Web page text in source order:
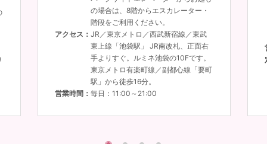
の場合は、8階からエスカレーター・
階段をご利用ください。
アクセス
JR／東京メトロ／西武新宿線／東武
東上線「池袋駅」 JR南改札、正面右
手よりすぐ。ルミネ池袋の10Fです。
東京メトロ有楽町線／副都心線「要町
駅」から徒歩16分。
営業時間
毎日：11:00～21:00